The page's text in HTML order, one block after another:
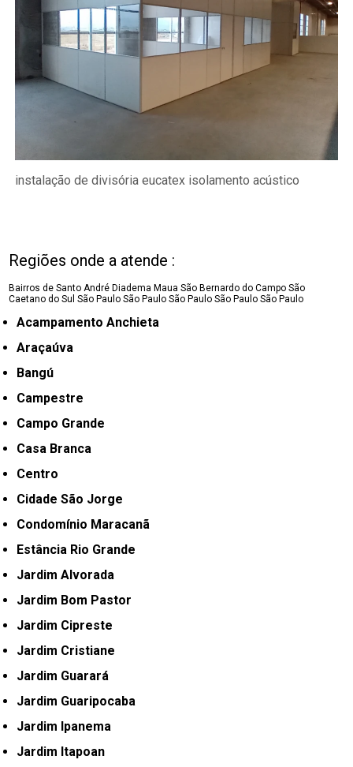
instalação de divisória eucatex isolamento acústico
Regiões onde a atende :
Bairros de Santo André Diadema Maua São Bernardo do Campo São
Caetano do SulSão Paulo São Paulo São Paulo São Paulo São Paulo
Acampamento Anchieta
Araçaúva
Bangú
Campestre
Campo Grande
Casa Branca
Centro
Cidade São Jorge
Condomínio Maracanã
Estância Rio Grande
Jardim Alvorada
Jardim Bom Pastor
Jardim Cipreste
Jardim Cristiane
Jardim Guarará
Jardim Guaripocaba
Jardim Ipanema
Jardim Itapoan